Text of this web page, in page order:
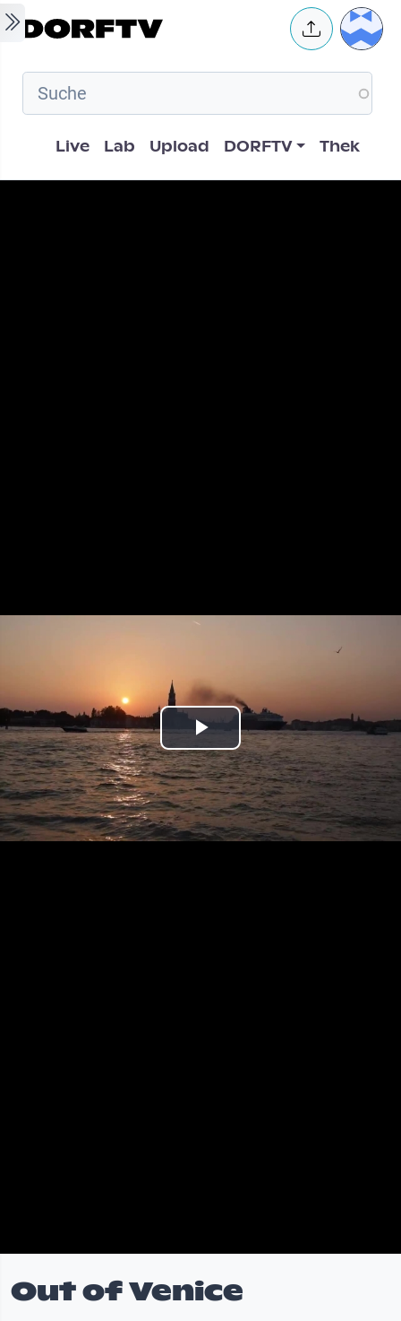
Skip to main content User
Hauptnavigation
Live Lab Upload DORFTV Thek
Play
Video
Out of Venice